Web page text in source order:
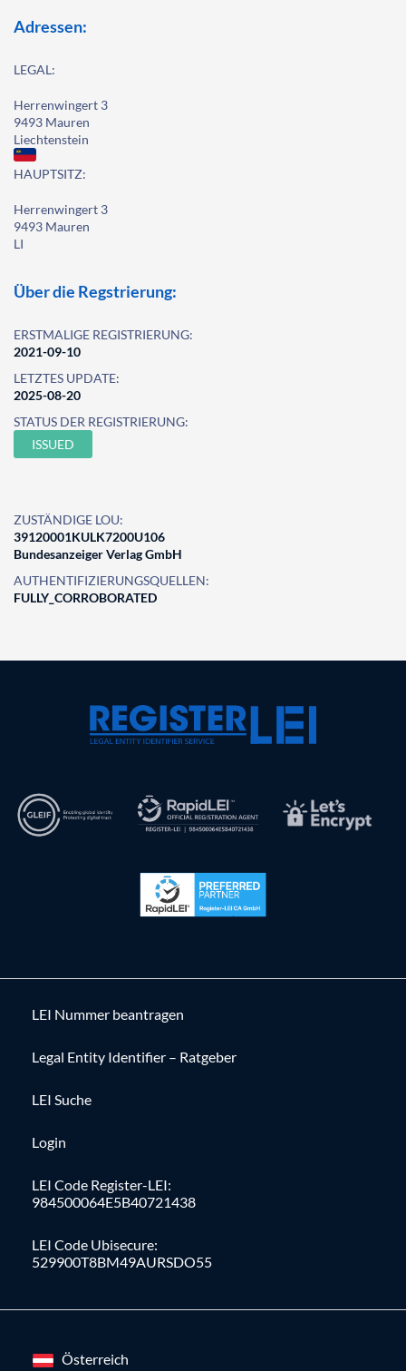
Adressen:
LEGAL:
Herrenwingert 3
9493 Mauren
Liechtenstein
HAUPTSITZ:
Herrenwingert 3
9493 Mauren
LI
Über die Regstrierung:
ERSTMALIGE REGISTRIERUNG:
2021-09-10
LETZTES UPDATE:
2025-08-20
STATUS DER REGISTRIERUNG:
ISSUED
ZUSTÄNDIGE LOU:
39120001KULK7200U106
Bundesanzeiger Verlag GmbH
AUTHENTIFIZIERUNGSQUELLEN:
FULLY_CORROBORATED
LEI Nummer beantragen
Legal Entity Identifier – Ratgeber
LEI Suche
Login
LEI Code Register-LEI:
984500064E5B40721438
LEI Code Ubisecure:
529900T8BM49AURSDO55
Österreich